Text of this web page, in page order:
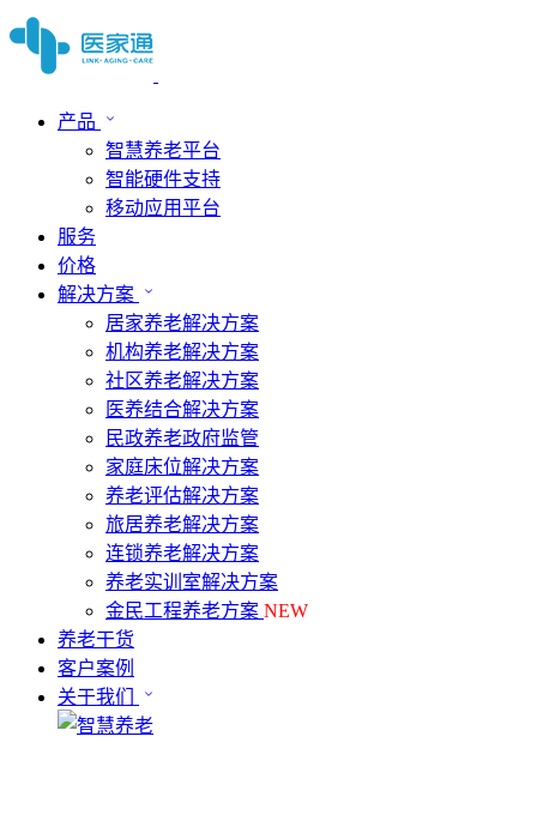
产品
智慧养老平台
智能硬件支持
移动应用平台
服务
价格
解决方案
居家养老解决方案
机构养老解决方案
社区养老解决方案
医养结合解决方案
民政养老政府监管
家庭床位解决方案
养老评估解决方案
旅居养老解决方案
连锁养老解决方案
养老实训室解决方案
金民工程养老方案 NEW
养老干货
客户案例
关于我们